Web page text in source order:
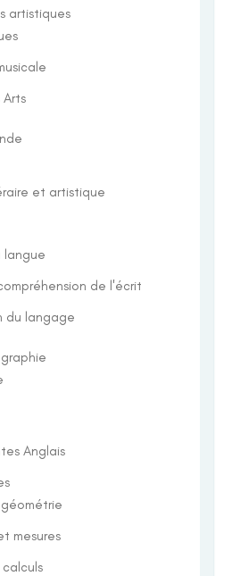
artistiques
Arts
et artistique
langue
de l'écrit
du langage
Anglais
mesures